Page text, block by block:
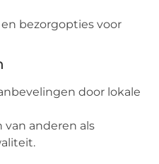
bezorgopties voor
door lokale
van anderen als